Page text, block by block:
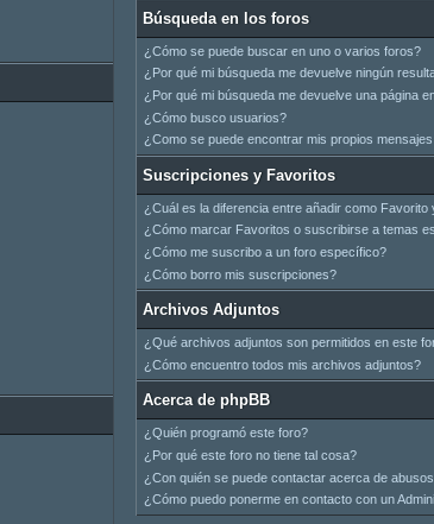
Búsqueda en los foros
¿Cómo se puede buscar en uno o varios foros?
¿Por qué mi búsqueda me devuelve ningún
¿Por qué mi búsqueda me devuelve una página
¿Cómo busco usuarios?
¿Como se puede encontrar mis propios
Suscripciones y Favoritos
¿Cuál es la diferencia entre añadir como
¿Cómo marcar Favoritos o suscribirse a temas
¿Cómo me suscribo a un foro específico?
¿Cómo borro mis suscripciones?
Archivos Adjuntos
¿Qué archivos adjuntos son permitidos en este
¿Cómo encuentro todos mis archivos adjuntos?
Acerca de phpBB
¿Quién programó este foro?
¿Por qué este foro no tiene tal cosa?
¿Con quién se puede contactar acerca de
¿Cómo puedo ponerme en contacto con un